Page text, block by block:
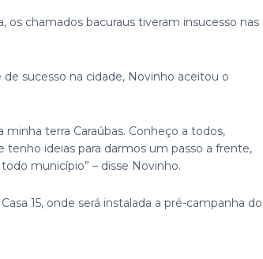
os chamados bacuraus tiveram insucesso nas
sucesso na cidade, Novinho aceitou o
terra Caraúbas. Conheço a todos,
tenho ideias para darmos um passo a frente,
município” – disse Novinho.
15, onde será instalada a pré-campanha do